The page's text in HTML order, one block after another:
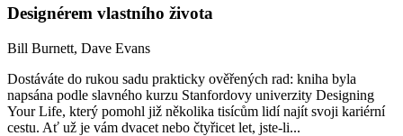
Designérem vlastního života
Bill Burnett, Dave Evans
Dostáváte do rukou sadu prakticky ověřených rad: kniha byla
napsána podle slavného kurzu Stanfordovy univerzity Designing
Your Life, který pomohl již několika tisícům lidí najít svoji kariérní
cestu. Ať už je vám dvacet nebo čtyřicet let, jste-li...